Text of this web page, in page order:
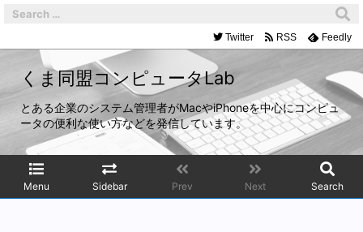
くま同盟コンピュータLab
とある企業のシステム管理者がMacやiPhoneを中心にコンピュ
ータの便利な使い方などを発信しています。
Menu Sidebar Prev Next Search
Twitter RSS Feedly